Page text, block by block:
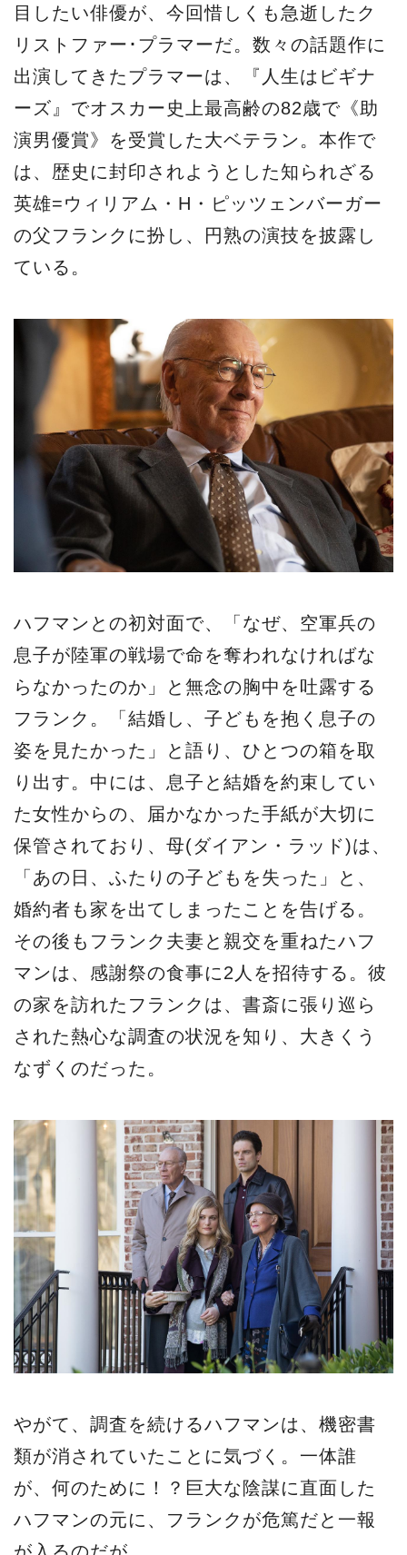
目したい俳優が、今回惜しくも急逝したク
リストファー･プラマーだ。数々の話題作に
出演してきたプラマーは、『人生はビギナ
ーズ』でオスカー史上最高齢の82歳で《助
演男優賞》を受賞した大ベテラン。本作で
は、歴史に封印されようとした知られざる
英雄=ウィリアム・H・ピッツェンバーガー
の父フランクに扮し、円熟の演技を披露し
ている。
ハフマンとの初対面で、「なぜ、空軍兵の
息子が陸軍の戦場で命を奪われなければな
らなかったのか」と無念の胸中を吐露する
フランク。「結婚し、子どもを抱く息子の
姿を見たかった」と語り、ひとつの箱を取
り出す。中には、息子と結婚を約束してい
た女性からの、届かなかった手紙が大切に
保管されており、母(ダイアン・ラッド)は、
「あの日、ふたりの子どもを失った」と、
婚約者も家を出てしまったことを告げる。
その後もフランク夫妻と親交を重ねたハフ
マンは、感謝祭の食事に2人を招待する。彼
の家を訪れたフランクは、書斎に張り巡ら
された熱心な調査の状況を知り、大きくう
なずくのだった。
やがて、調査を続けるハフマンは、機密書
類が消されていたことに気づく。一体誰
が、何のために！？巨大な陰謀に直面した
ハフマンの元に、フランクが危篤だと一報